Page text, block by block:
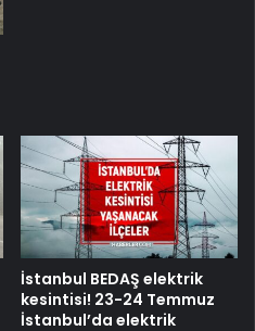
İstanbul BEDAŞ elektrik
kesintisi! 23-24 Temmuz
İstanbul’da elektrik